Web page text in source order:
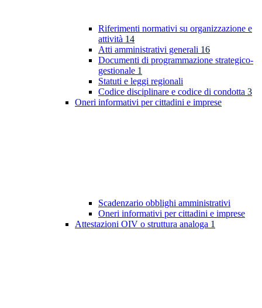
Riferimenti normativi su organizzazione e
attività 14
Atti amministrativi generali 16
Documenti di programmazione strategico-
gestionale 1
Statuti e leggi regionali
Codice disciplinare e codice di condotta 3
Oneri informativi per cittadini e imprese
Scadenzario obblighi amministrativi
Oneri informativi per cittadini e imprese
Attestazioni OIV o struttura analoga 1